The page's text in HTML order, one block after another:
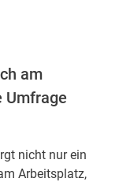
am
Umfrage
nicht nur ein
Arbeitsplatz,